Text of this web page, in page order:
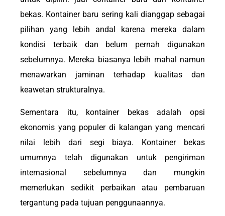
bekas. Kontainer baru sering kali dianggap sebagai
pilihan yang lebih andal karena mereka dalam
kondisi terbaik dan belum pernah digunakan
sebelumnya. Mereka biasanya lebih mahal namun
menawarkan jaminan terhadap kualitas dan
keawetan strukturalnya.
Sementara itu, kontainer bekas adalah opsi
ekonomis yang populer di kalangan yang mencari
nilai lebih dari segi biaya. Kontainer bekas
umumnya telah digunakan untuk pengiriman
internasional sebelumnya dan mungkin
memerlukan sedikit perbaikan atau pembaruan
tergantung pada tujuan penggunaannya.